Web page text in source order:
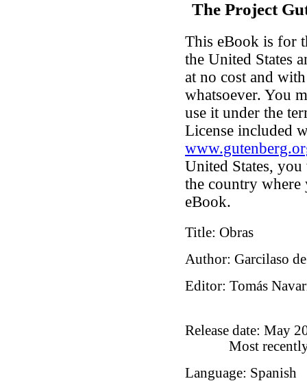
The Project
This eBook is for
the United States
at no cost and
whatsoever. You
use it under the
License included
United States,
the country where
eBook.
Title: Obras
Author: Garcilaso
Editor: Tomás
Release date: May
Most
Language: Spanish